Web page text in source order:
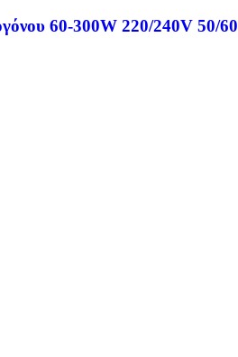
60-300W 220/240V 50/